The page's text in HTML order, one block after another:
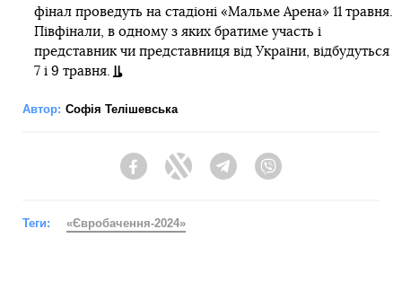
фінал проведуть на стадіоні «Мальме Арена» 11 травня.
Півфінали, в одному з яких братиме участь і
представник чи представниця від України, відбудуться
7 і 9 травня.
Автор: Софія Телішевська
FacebookTwitter Telegram
Теги: «Євробачення-2024»